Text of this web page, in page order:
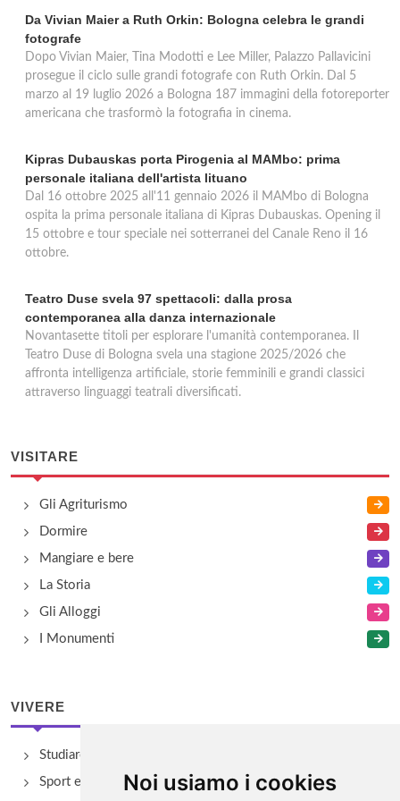
Noi usiamo i cookies
Da Vivian Maier a Ruth Orkin: Bologna celebra le grandi
fotografe
Dopo Vivian Maier, Tina Modotti e Lee Miller, Palazzo Pallavicini
prosegue il ciclo sulle grandi fotografe con Ruth Orkin. Dal 5
marzo al 19 luglio 2026 a Bologna 187 immagini della fotoreporter
americana che trasformò la fotografia in cinema.
Kipras Dubauskas porta Pirogenia al MAMbo: prima
personale italiana dell'artista lituano
Dal 16 ottobre 2025 all'11 gennaio 2026 il MAMbo di Bologna
ospita la prima personale italiana di Kipras Dubauskas. Opening il
15 ottobre e tour speciale nei sotterranei del Canale Reno il 16
ottobre.
Teatro Duse svela 97 spettacoli: dalla prosa
contemporanea alla danza internazionale
Novantasette titoli per esplorare l'umanità contemporanea. Il
Teatro Duse di Bologna svela una stagione 2025/2026 che
affronta intelligenza artificiale, storie femminili e grandi classici
attraverso linguaggi teatrali diversificati.
VISITARE
Gli Agriturismo
Dormire
Mangiare e bere
La Storia
Gli Alloggi
I Monumenti
VIVERE
Studiare
Sport e Benessere